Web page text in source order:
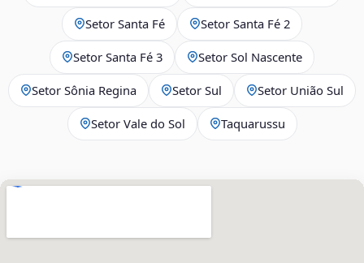
Setor Santa Fé Setor Santa Fé 2
Setor Santa Fé 3 Setor Sol Nascente
Setor Sônia Regina Setor Sul Setor União Sul
Setor Vale do Sol Taquarussu